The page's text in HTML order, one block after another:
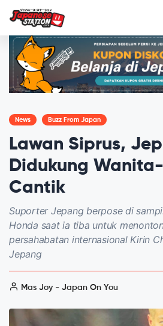
News Buzz From Japan
Lawan Siprus,
Didukung
Cantik
Suporter Jepang berpose di
Honda saat ia tiba untuk
persahabatan internasional Kirin
Jepang
Mas Joy - Japan On You